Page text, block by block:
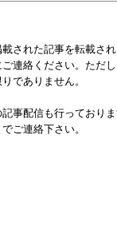
された記事を転載さ
連絡ください。ただ
でありません。
事配信も行っており
ご連絡下さい。